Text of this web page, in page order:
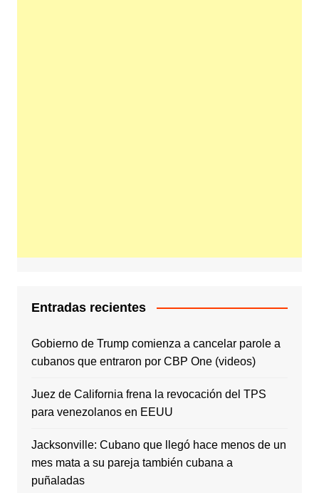
Entradas recientes
Gobierno de Trump comienza a cancelar parole a
cubanos que entraron por CBP One (videos)
Juez de California frena la revocación del TPS
para venezolanos en EEUU
Jacksonville: Cubano que llegó hace menos de un
mes mata a su pareja también cubana a
puñaladas